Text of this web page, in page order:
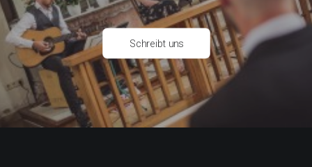
Schreibt uns